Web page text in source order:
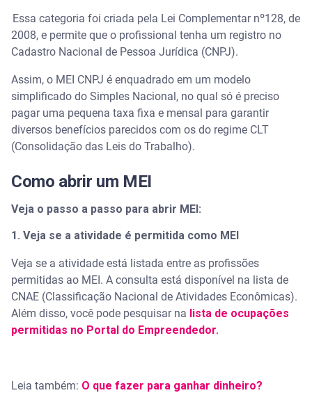
Essa categoria foi criada pela Lei Complementar nº128, de
2008, e permite que o profissional tenha um registro no
Cadastro Nacional de Pessoa Jurídica (CNPJ).
Assim, o MEI CNPJ é enquadrado em um modelo
simplificado do Simples Nacional, no qual só é preciso
pagar uma pequena taxa fixa e mensal para garantir
diversos benefícios parecidos com os do regime CLT
(Consolidação das Leis do Trabalho).
Como abrir um MEI
Veja o passo a passo para abrir MEI:
1. Veja se a atividade é permitida como MEI
Veja se a atividade está listada entre as profissões
permitidas ao MEI. A consulta está disponível na lista de
CNAE (Classificação Nacional de Atividades Econômicas).
Além disso, você pode pesquisar na lista de ocupações
permitidas no Portal do Empreendedor.
Leia também: O que fazer para ganhar dinheiro?